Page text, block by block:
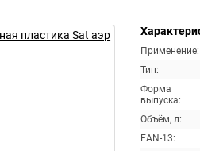
Применение:
Тип:
Форма
выпуска:
Объём, л:
EAN-13: